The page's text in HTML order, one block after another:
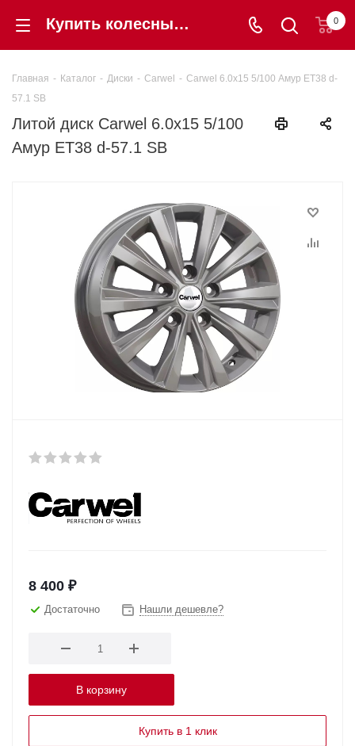
Купить колесный диск Carwel 6.0x15 5/100 Амур ET38 d-57.1 SB в Калининграде по цене 8 400 ₽ - Шинторг 0
Главная - Каталог - Диски - Carwel - Carwel 6.0x15 5/100 Амур ET38 d-
57.1 SB
Литой диск Carwel 6.0x15 5/100
Амур ET38 d-57.1 SB
8 400 ₽
Достаточно Нашли дешевле?
В корзину
Купить в 1 клик